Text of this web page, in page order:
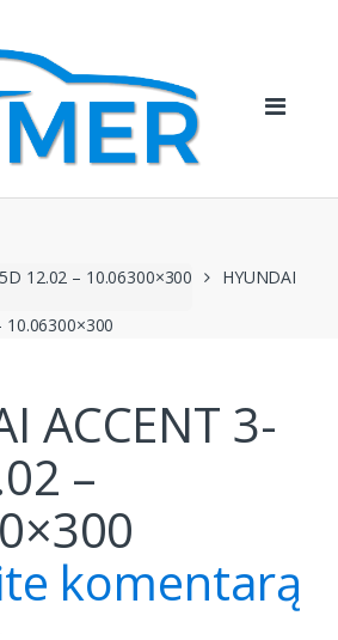
12.02 – 10.06300×300 HYUNDAI
10.06300×300
ACCENT 3-
–
komentarą